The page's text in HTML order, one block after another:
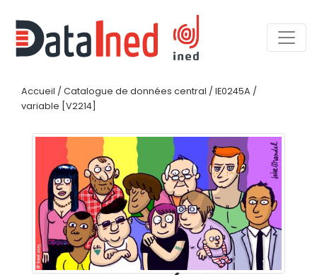
Accueil / Catalogue de données central / IE0245A /
variable [V2214]